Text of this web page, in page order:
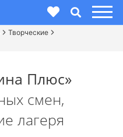
Творческие
Плюс»
смен,
лагеря